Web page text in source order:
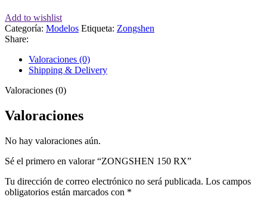
Add to wishlist
Categoría: Modelos Etiqueta: Zongshen
Share:
Valoraciones (0)
Shipping & Delivery
Valoraciones (0)
Valoraciones
No hay valoraciones aún.
Sé el primero en valorar “ZONGSHEN 150 RX”
Tu dirección de correo electrónico no será publicada. Los campos
obligatorios están marcados con *